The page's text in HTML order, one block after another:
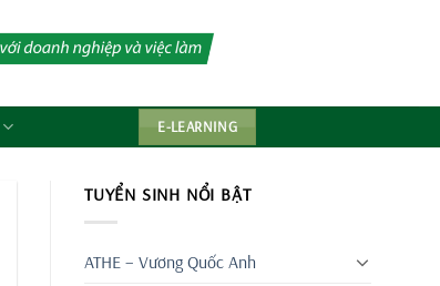
E-LEARNING
TUYỂN SINH NỔI BẬT
ATHE – Vương Quốc Anh